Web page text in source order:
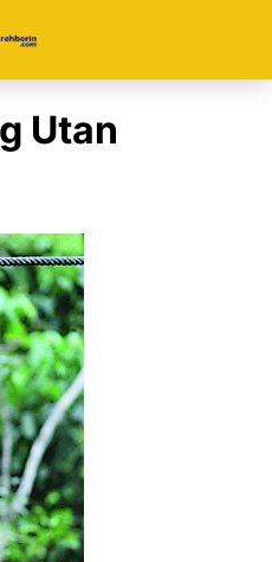
Utan